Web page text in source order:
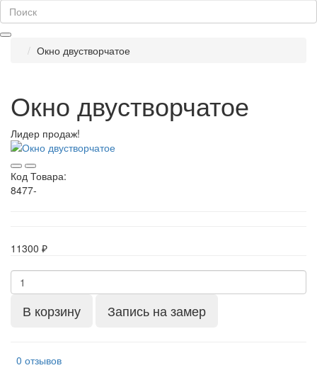
Окно двустворчатое
Окно двустворчатое
Лидер продаж!
Код Товара:
8477-
11300 ₽
В корзину Запись на замер
0 отзывов